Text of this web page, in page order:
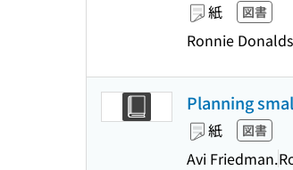
紙 図書
Ronnie
Planning
紙 図書
Avi Friedman.